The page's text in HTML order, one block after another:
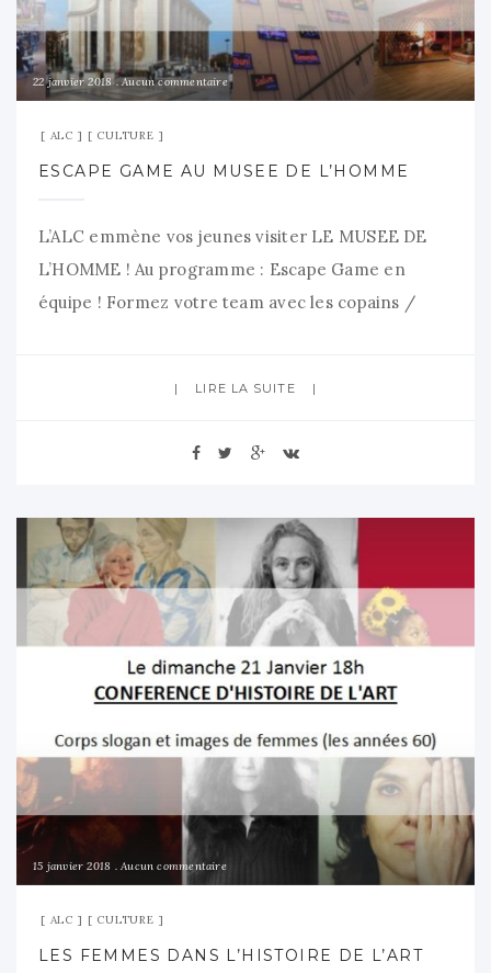
22 janvier 2018 Aucun commentaire
ALC CULTURE
ESCAPE GAME AU MUSEE DE L’HOMME
L’ALC emmène vos jeunes visiter LE MUSEE DE
L’HOMME ! Au programme : Escape Game en
équipe ! Formez votre team avec les copains /
Nous vous avons préparé une visite et
LIRE LA SUITE
15 janvier 2018 Aucun commentaire
ALC CULTURE
LES FEMMES DANS L’HISTOIRE DE L’ART